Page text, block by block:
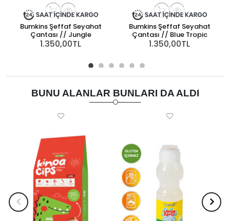
Bumkins Şeffaf Seyahat
Çantası // Jungle
1.350,00TL
Bumkins Şeffaf Seyahat
Çantası // Blue Tropic
1.350,00TL
BUNU ALANLAR BUNLARI DA ALDI